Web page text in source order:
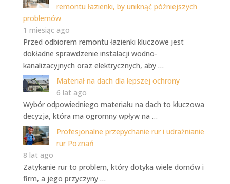
remontu łazienki, by uniknąć późniejszych
problemów
1 miesiąc ago
Przed odbiorem remontu łazienki kluczowe jest
dokładne sprawdzenie instalacji wodno-
kanalizacyjnych oraz elektrycznych, aby …
Materiał na dach dla lepszej ochrony
6 lat ago
Wybór odpowiedniego materiału na dach to kluczowa
decyzja, która ma ogromny wpływ na …
Profesjonalne przepychanie rur i udrażnianie
rur Poznań
8 lat ago
Zatykanie rur to problem, który dotyka wiele domów i
firm, a jego przyczyny …